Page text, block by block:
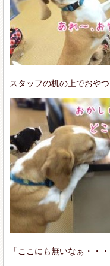
スタッフの机の上でおや
「ここにも無いなぁ・・・